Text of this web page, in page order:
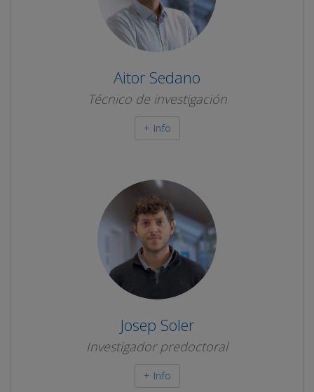
Aitor Sedano
Técnico de investigación
+ Info
Josep Soler
Investigador predoctoral
+ Info